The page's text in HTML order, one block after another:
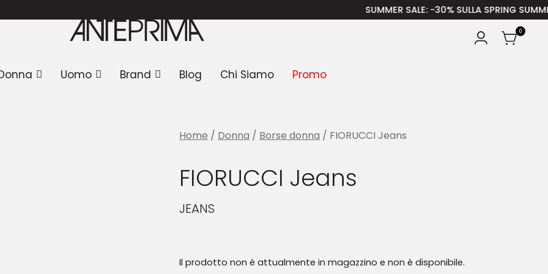
SUMMER SALE: -30% SULLA SPRING SUMMER –
0
Uomo Brand Blog Chi Siamo Promo
Home / Donna / Borse donna / FIORUCCI Jeans
FIORUCCI Jeans
JEANS
Il prodotto non è attualmente in magazzino e non è disponibile.